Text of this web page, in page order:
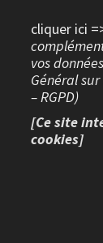
cliquer ici
vos
Général
– RGPD)
[Ce site
cookies]